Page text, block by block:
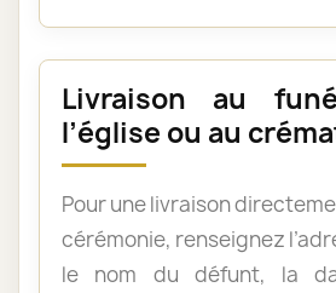
Livraison au
l’église ou au
Pour une livraison
cérémonie, renseignez
le nom du défunt, la